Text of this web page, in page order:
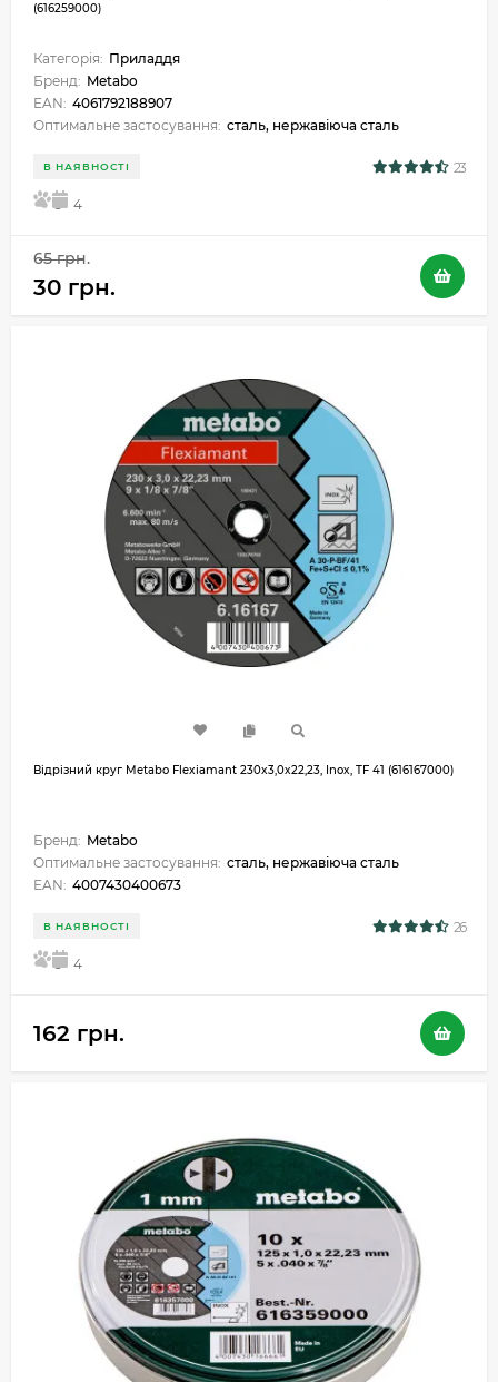
(616259000)
Категорія: Приладдя
Бренд: Metabo
EAN: 4061792188907
Оптимальне застосування: сталь, нержавіюча сталь
В НАЯВНОСТІ 23
5 4
65 грн.
30 грн.
Відрізний круг Metabo Flexiamant 230x3,0x22,23, Inox, TF 41 (616167000)
Бренд: Metabo
Оптимальне застосування: сталь, нержавіюча сталь
EAN: 4007430400673
В НАЯВНОСТІ 26
5 4
162 грн.